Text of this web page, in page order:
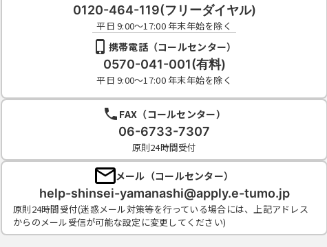
0120-464-119(フリーダイヤル)
平日 9:00～17:00 年末年始を除く
携帯電話（コールセンター）
0570-041-001(有料)
平日 9:00～17:00 年末年始を除く
FAX（コールセンター）
06-6733-7307
原則24時間受付
メール（コールセンター）
help-shinsei-yamanashi@apply.e-tumo.jp
原則24時間受付(迷惑メール対策等を行っている場合には、上記アドレス
からのメール受信が可能な設定に変更してください)